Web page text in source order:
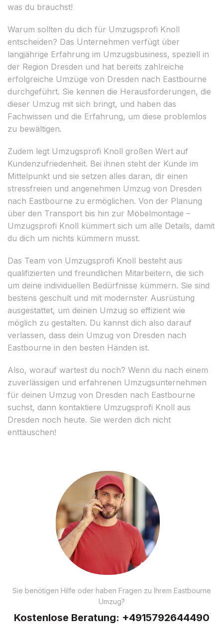
was du brauchst!
Warum sollten du dich für Umzugsprofi Knoll
entscheiden? Das Unternehmen verfügt über
langjährige Erfahrung im Umzugsbusiness, speziell in
der Region Dresden und hat bereits zahlreiche
erfolgreiche Umzüge von Dresden nach Eastbourne
durchgeführt. Sie kennen die Herausforderungen, die
dieser Umzug mit sich bringt, und haben das
Fachwissen und die Erfahrung, um diese problemlos
zu bewältigen.
Zudem legt Umzugsprofi Knoll großen Wert auf
Kundenzufriedenheit. Bei ihnen steht der Kunde im
Mittelpunkt und sie setzen alles daran, dir einen
stressfreien und angenehmen Umzug von Dresden
nach Eastbourne zu ermöglichen. Von der Planung
über den Transport bis hin zur Möbelmontage –
Umzugsprofi Knoll kümmert sich um alle Details, damit
du dich um nichts kümmern musst.
Das Team von Umzugsprofi Knoll besteht aus
qualifizierten und freundlichen Mitarbeitern, die sich
um deine individuellen Bedürfnisse kümmern. Sie sind
bestens geschult und mit modernster Ausrüstung
ausgestattet, um deinen Umzug so effizient wie
möglich zu gestalten. Du kannst dich also darauf
verlassen, dass dein Umzug von Dresden nach
Eastbourne in den besten Händen ist.
Also, worauf wartest du noch? Wenn du nach einem
zuverlässigen und erfahrenen Umzugsunternehmen
für deinen Umzug von Dresden nach Eastbourne
suchst, dann kontaktiere Umzugsprofi Knoll aus
Dresden noch heute. Sie werden dich nicht
enttäuschen!
Sie benötigen Hilfe oder haben Fragen zu Ihrem Eastbourne
Umzug?
Kostenlose Beratung: +4915792644490